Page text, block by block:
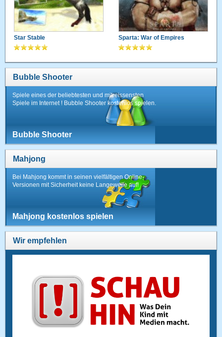
Star Stable Sparta: War of Empires
Bubble Shooter
Spiele eines der beliebtesten und mitreissensten
Spiele im Internet ! Bubble Shooter kostenlos spielen.
Bubble Shooter
Mahjong
Bei Mahjong kommt in seinen vielfältigen Online-
Versionen mit Sicherheit keine Langeweile auf!
Mahjong kostenlos spielen
Wir empfehlen